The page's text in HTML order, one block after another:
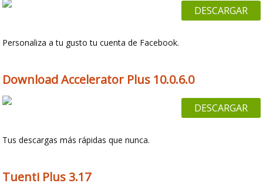
DESCARGAR
Personaliza a tu gusto tu cuenta de Facebook.
Download Accelerator Plus 10.0.6.0
DESCARGAR
Tus descargas más rápidas que nunca.
Tuenti Plus 3.17